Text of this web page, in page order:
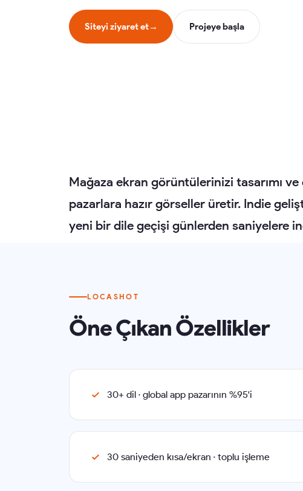
Siteyi ziyaret et→ Projeye başla
Mağaza ekran görüntülerinizi tasarımı
pazarlara hazır görseller üretir. Indie
yeni bir dile geçişi günlerden saniyelere
LOCASHOT
Öne Çıkan Özellikler
30+ dil · global app pazarının %95'i
30 saniyeden kısa/ekran · toplu işleme